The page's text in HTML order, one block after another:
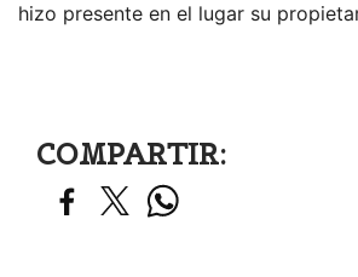
hizo presente en el lugar su
COMPARTIR: